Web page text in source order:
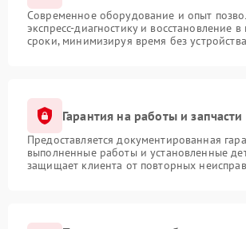
Современное оборудование и опыт
экспресс-диагностику и восстановление
сроки, минимизируя время без устройства
Гарантия на работы и запчасти
Предоставляется документированная
выполненные работы и установленные
защищает клиента от повторных